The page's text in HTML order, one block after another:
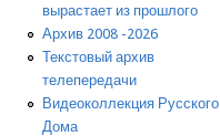
вырастает из прошлого
Архив 2008 -2026
Текстовый архив
телепередачи
Видеоколлекция Русского
Дома